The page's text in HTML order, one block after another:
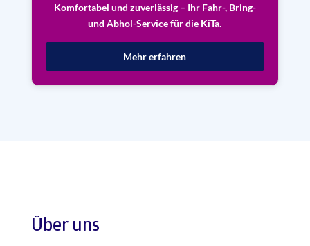
Komfortabel und zuverlässig – Ihr Fahr-, Bring-
und Abhol-Service für die KiTa.
Mehr erfahren
Über uns